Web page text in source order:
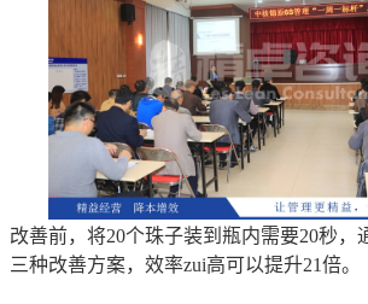
改善前，将20个珠子装到瓶内需要20秒，
三种改善方案，效率zui高可以提升21倍。